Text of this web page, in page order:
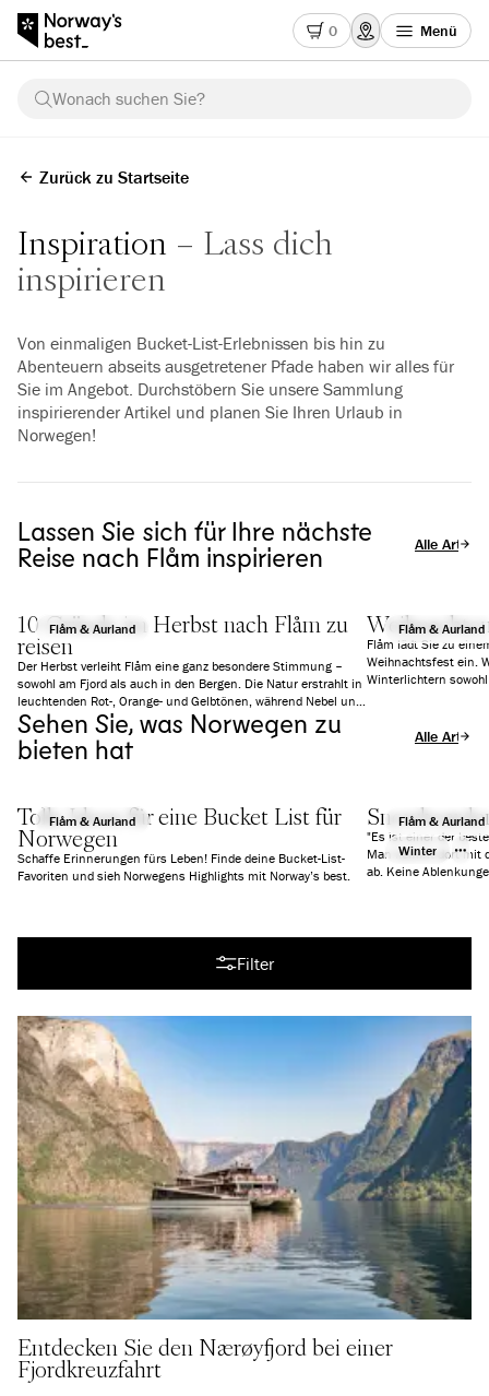
0 Menü
Wonach suchen Sie?
Zurück zu Startseite
Inspiration
Lass dich
inspirieren
Von einmaligen Bucket-List-Erlebnissen bis hin zu
Abenteuern abseits ausgetretener Pfade haben wir alles für
Sie im Angebot. Durchstöbern Sie unsere Sammlung
inspirierender Artikel und planen Sie Ihren Urlaub in
Norwegen!
Lassen Sie sich für Ihre nächste
Reise nach Flåm inspirieren
Alle Artikel
Flåm & Aurland
10 Gründe im Herbst nach Flåm zu
reisen
Der Herbst verleiht Flåm eine ganz besondere Stimmung –
sowohl am Fjord als auch in den Bergen. Die Natur erstrahlt in
leuchtenden Rot-, Orange- und Gelbtönen, während Nebel und
tiefe Wolken eine fast schon mystische Atmosphäre schaffen.
Es ist ruhiger als im Sommer, aber mindestens genauso
beeindruckend. Wir zeigen Ihnen 10 gute Gründe, warum sich
Flåm & Aurland
Flåm lädt Sie zu
Weihnachtsfest ein.
Winterlichtern
Sehen Sie, was Norwegen zu
bieten hat
Alle Artikel
Flåm & Aurland
Tolle Ideen für eine Bucket List für
Norwegen
Schaffe Erinnerungen fürs Leben! Finde deine Bucket-List-
Favoriten und sieh Norwegens Highlights mit Norway’s best.
Flåm & Aurland
Winter
"Es ist einer der
Man kommt dort mit
ab. Keine
Filter
Entdecken Sie den Nærøyfjord bei einer
Fjordkreuzfahrt